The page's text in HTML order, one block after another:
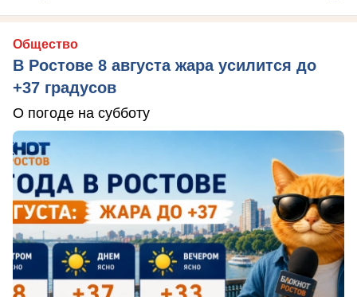
Общество
В Ростове 8 августа жара усилится до
+37 градусов
О погоде на субботу